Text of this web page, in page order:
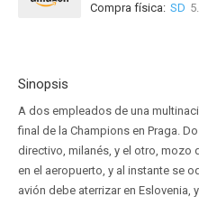
Compra física: SD
Sinopsis
A dos empleados de una
final de la Champions en Praga.
directivo, milanés, y el otro, mozo
en el aeropuerto, y al instante se
avión debe aterrizar en Eslovenia,